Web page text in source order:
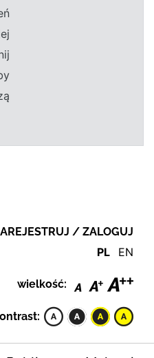
/ ZALOGUJ
PL EN
wielkość: